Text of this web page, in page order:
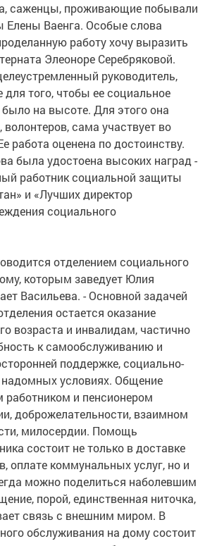
саженцы, проживающие побывали
Елены Ваенга. Особые слова
работу хочу выразить
Элеоноре Серебряковой.
руководитель,
для того, чтобы ее социальное
на высоте. Для этого она
сама участвует во
работа оценена по достоинству.
была удостоена высоких наград -
работник социальной защиты
и «Лучших директор
социального
отделением социального
которым заведует Юлия
Васильева. - Основной задачей
остается оказание
возраста и инвалидам, частично
к самообслуживанию и
поддержке, социально-
условиях. Общение
и пенсионером
доброжелательности, взаимном
милосердии. Помощь
состоит не только в доставке
оплате коммунальных услуг, но и
можно поделиться наболевшим
порой, единственная ниточка,
связь с внешним миром. В
обслуживания на дому состоит